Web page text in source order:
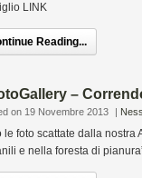
LINK
Reading...
–
on 19 Novembre 2013 |
le foto scattate dalla nostra
e nella foresta di